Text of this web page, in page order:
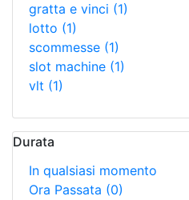
gratta e vinci (1)
lotto (1)
scommesse (1)
slot machine (1)
vlt (1)
Durata
In qualsiasi momento
Ora Passata (0)